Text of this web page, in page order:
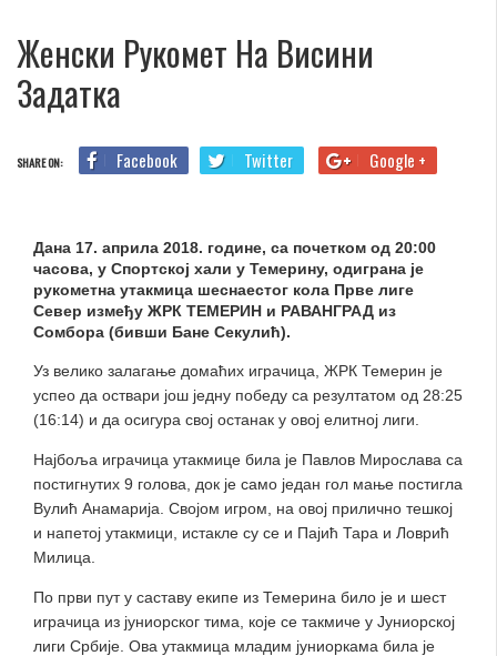
Женски Рукомет На Висини
Задатка
SHARE ON: Facebook Twitter Google +
Дана 17. априла 2018. године, са почетком од 20:00
часова, у Спортској хали у Темерину, одиграна је
рукометна утакмица шеснаестог кола Прве лиге
Север између ЖРК ТЕМЕРИН и РАВАНГРАД из
Сомбора (бивши Бане Секулић).
Уз велико залагање домаћих играчица, ЖРК Темерин је
успео да оствари још једну победу са резултатом од 28:25
(16:14) и да осигура свој останак у овој елитној лиги.
Најбоља играчица утакмице била је Павлов Мирослава са
постигнутих 9 голова, док је само један гол мање постигла
Вулић Анамарија. Својом игром, на овој прилично тешкој
и напетој утакмици, истакле су се и Пајић Тара и Ловрић
Милица.
По први пут у саставу екипе из Темерина било је и шест
играчица из јуниорског тима, које се такмиче у Јуниорској
лиги Србије. Ова утакмица младим јуниоркама била је